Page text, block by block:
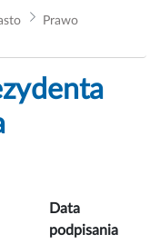
Prawo
Data
podpisania